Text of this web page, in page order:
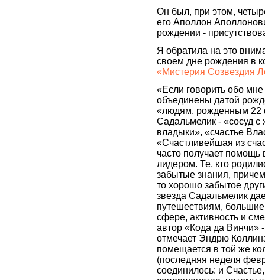
Он был, при этом,
его Аполлон
рождении -
Я обратила на это
своем дне рождения в
«Мистерия Созвездия
«Если говорить обо
объединены датой
«людям, рожденным 22
Садальмелик - «сосуд
владыки», «счастье
«Счастливейшая из
часто получает помощь
лидером. Те, кто
забытые знания,
то хорошо забытое
звезда Садальмелик
путешествиям,
сфере, активность и
автор «Кода да Винчи»
отмечает Эндрю
помещается в той же
(последняя неделя
соединилось: и